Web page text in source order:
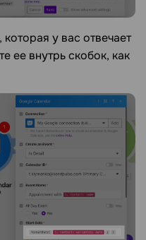
у вас отвечает
ее внутрь скобок, как